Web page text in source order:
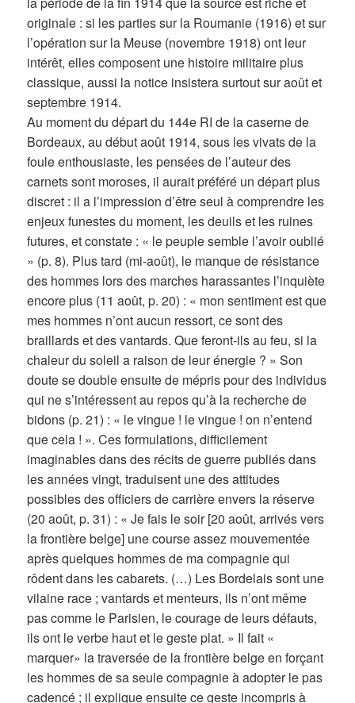
originale : si les parties sur la Roumanie (1916) et sur
l’opération sur la Meuse (novembre 1918) ont leur
intérêt, elles composent une histoire militaire plus
classique, aussi la notice insistera surtout sur août et
septembre 1914.
Au moment du départ du 144e RI de la caserne de
Bordeaux, au début août 1914, sous les vivats de la
foule enthousiaste, les pensées de l’auteur des
carnets sont moroses, il aurait préféré un départ plus
discret : il a l’impression d’être seul à comprendre les
enjeux funestes du moment, les deuils et les ruines
futures, et constate : « le peuple semble l’avoir oublié
» (p. 8). Plus tard (mi-août), le manque de résistance
des hommes lors des marches harassantes l’inquiète
encore plus (11 août, p. 20) : « mon sentiment est que
mes hommes n’ont aucun ressort, ce sont des
braillards et des vantards. Que feront-ils au feu, si la
chaleur du soleil a raison de leur énergie ? » Son
doute se double ensuite de mépris pour des individus
qui ne s’intéressent au repos qu’à la recherche de
bidons (p. 21) : « le vingue ! le vingue ! on n’entend
que cela ! ». Ces formulations, difficilement
imaginables dans des récits de guerre publiés dans
les années vingt, traduisent une des attitudes
possibles des officiers de carrière envers la réserve
(20 août, p. 31) : « Je fais le soir [20 août, arrivés vers
la frontière belge] une course assez mouvementée
après quelques hommes de ma compagnie qui
rôdent dans les cabarets. (…) Les Bordelais sont une
vilaine race ; vantards et menteurs, ils n’ont même
pas comme le Parisien, le courage de leurs défauts,
ils ont le verbe haut et le geste plat. » Il fait «
marquer» la traversée de la frontière belge en forçant
les hommes de sa seule compagnie à adopter le pas
cadencé ; il explique ensuite ce geste incompris à